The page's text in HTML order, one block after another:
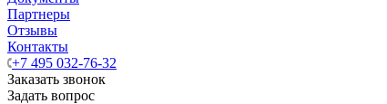
Партнеры
Отзывы
Контакты
+7 495 032-76-32
Заказать звонок
Задать вопрос